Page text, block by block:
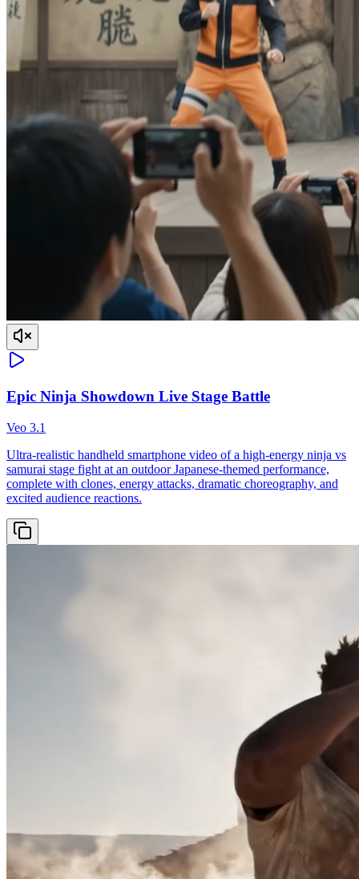
Epic Ninja Showdown Live Stage Battle
Veo 3.1
Ultra-realistic handheld smartphone video of a high-energy ninja vs
samurai stage fight at an outdoor Japanese-themed performance,
complete with clones, energy attacks, dramatic choreography, and
excited audience reactions.